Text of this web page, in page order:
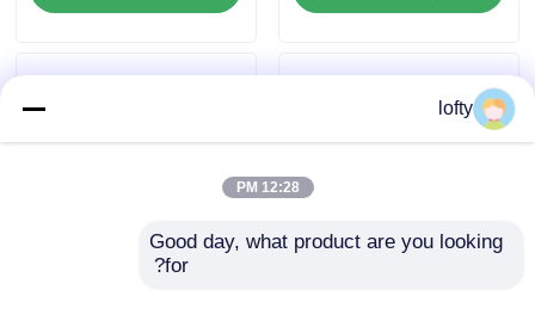
رقابة جودة
اتصل بنا
حالات
lofty
12:28 PM
Good day, what product are you looking
for?